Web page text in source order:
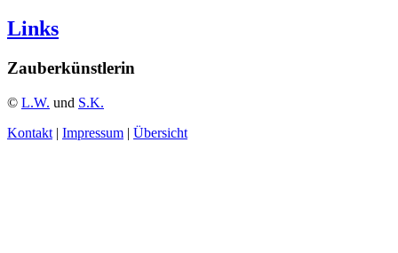
Links
Zauberkünstlerin
© L.W. und S.K.
Kontakt | Impressum | Übersicht